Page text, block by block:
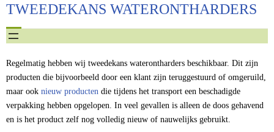
Waterontharders
Waterontharders toebehoren
Onderhoud en Garantie
TWEEDEKANS WATERONTHARDERS
Regelmatig hebben wij tweedekans waterontharders beschikbaar. Dit zijn
producten die bijvoorbeeld door een klant zijn teruggestuurd of omgeruild,
maar ook nieuw producten die tijdens het transport een beschadigde
verpakking hebben opgelopen. In veel gevallen is alleen de doos gehavend
en is het product zelf nog volledig nieuw of nauwelijks gebruikt.